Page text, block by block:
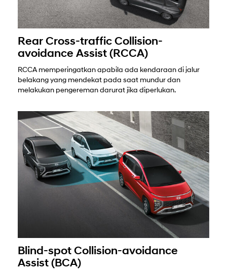
Rear Cross-traffic Collision-
avoidance Assist (RCCA)
RCCA memperingatkan apabila ada kendaraan di jalur
belakang yang mendekat pada saat mundur dan
melakukan pengereman darurat jika diperlukan.
Blind-spot Collision-avoidance
Assist (BCA)